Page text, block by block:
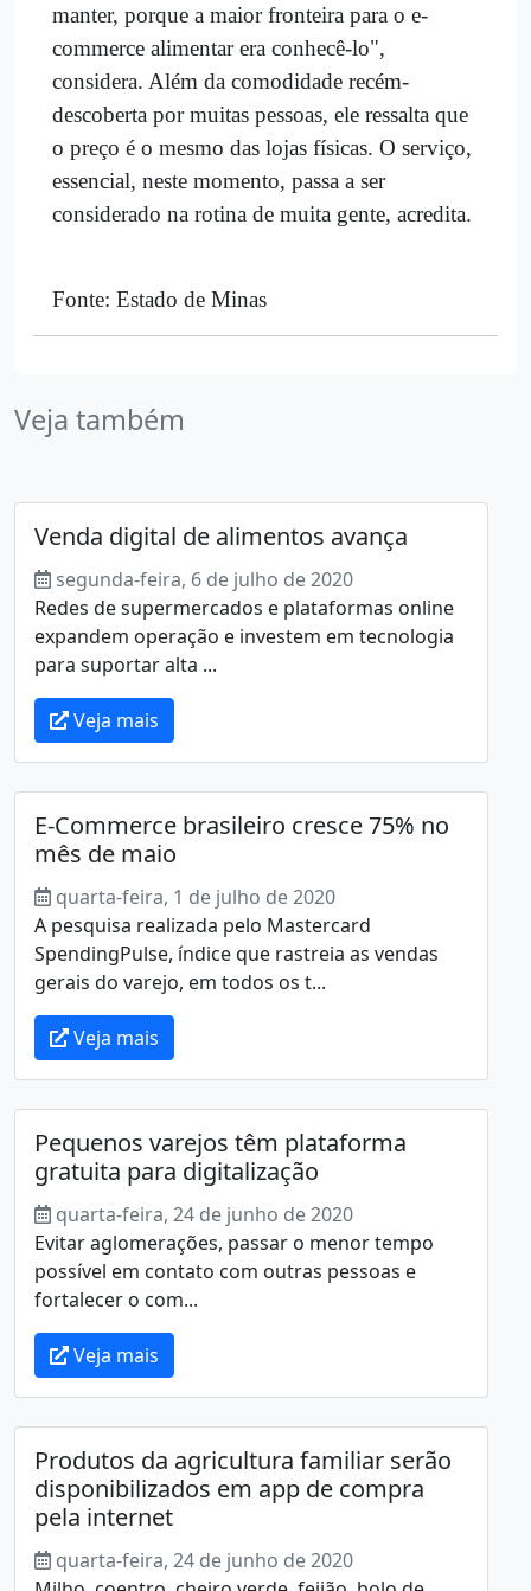
manter, porque a maior fronteira para o e-
commerce alimentar era conhecê-lo",
considera. Além da comodidade recém-
descoberta por muitas pessoas, ele ressalta que
o preço é o mesmo das lojas físicas. O serviço,
essencial, neste momento, passa a ser
considerado na rotina de muita gente, acredita.
Fonte: Estado de Minas
Veja também
Venda digital de alimentos avança
segunda-feira, 6 de julho de 2020
Redes de supermercados e plataformas online
expandem operação e investem em tecnologia
para suportar alta ...
Veja mais
E-Commerce brasileiro cresce 75% no
mês de maio
quarta-feira, 1 de julho de 2020
A pesquisa realizada pelo Mastercard
SpendingPulse, índice que rastreia as vendas
gerais do varejo, em todos os t...
Veja mais
Pequenos varejos têm plataforma
gratuita para digitalização
quarta-feira, 24 de junho de 2020
Evitar aglomerações, passar o menor tempo
possível em contato com outras pessoas e
fortalecer o com...
Veja mais
Produtos da agricultura familiar serão
disponibilizados em app de compra
pela internet
quarta-feira, 24 de junho de 2020